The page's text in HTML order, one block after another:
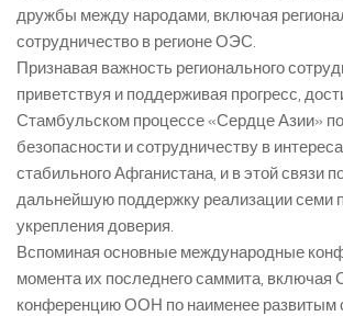
дружбы между народами, включая
сотрудничество в регионе ОЭС.
Признавая важность регионального
приветствуя и поддерживая прогресс,
Стамбульском процессе «Сердце Азии»
безопасности и сотрудничеству в
стабильного Афганистана, и в этой связи
дальнейшую поддержку реализации семи
укрепления доверия.
Вспоминая основные международные
момента их последнего саммита, включая
конференцию ООН по наименее развитым